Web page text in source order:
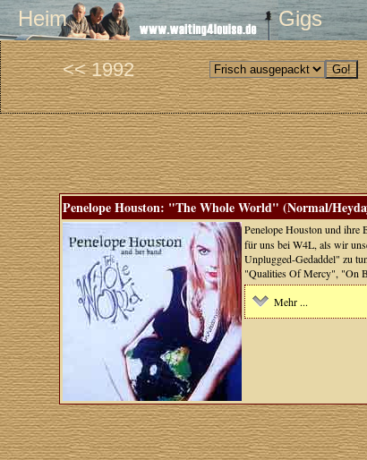
Heim Gigs
<< 1992
Penelope Houston: "The Whole World" (Normal/
Penelope Houston und ihre
für uns bei W4L, als wir
Unplugged-Gedaddel" zu
"Qualities Of Mercy", "On
Mehr ...